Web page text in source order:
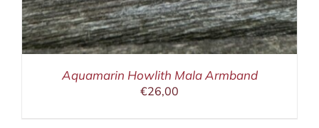
Aquamarin Howlith Mala Armband
€26,00